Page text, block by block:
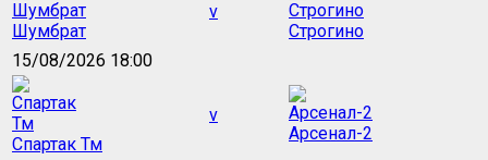
Шумбрат
v
Строгино
15/08/2026 18:00
Спартак Тм
v
Арсенал-2